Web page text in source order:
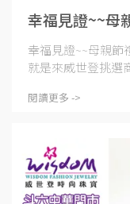
幸福見證~~母
幸福見證~~母親節
就是來威世登挑選
閱讀更多 ->